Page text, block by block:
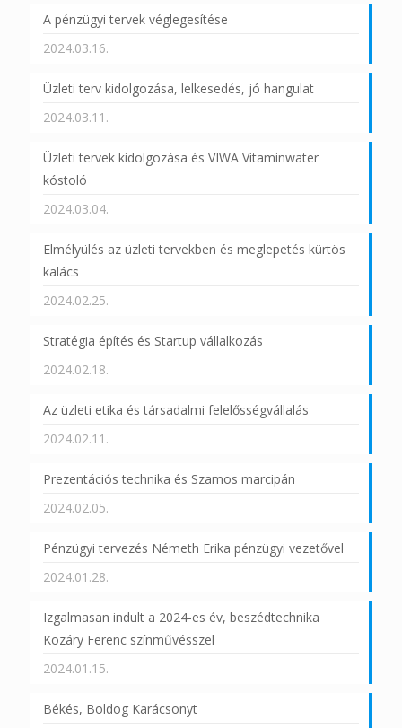
A pénzügyi tervek véglegesítése
2024.03.16.
Üzleti terv kidolgozása, lelkesedés, jó hangulat
2024.03.11.
Üzleti tervek kidolgozása és VIWA Vitaminwater
kóstoló
2024.03.04.
Elmélyülés az üzleti tervekben és meglepetés kürtös
kalács
2024.02.25.
Stratégia építés és Startup vállalkozás
2024.02.18.
Az üzleti etika és társadalmi felelősségvállalás
2024.02.11.
Prezentációs technika és Szamos marcipán
2024.02.05.
Pénzügyi tervezés Németh Erika pénzügyi vezetővel
2024.01.28.
Izgalmasan indult a 2024-es év, beszédtechnika
Kozáry Ferenc színművésszel
2024.01.15.
Békés, Boldog Karácsonyt